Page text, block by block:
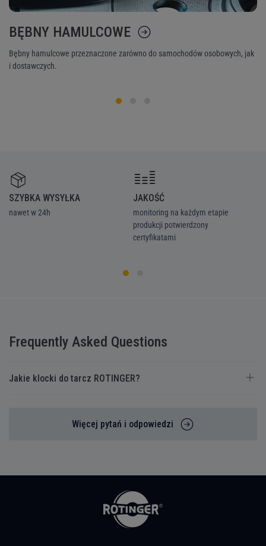
BĘBNY HAMULCOWE
Bębny hamulcowe przeznaczone zarówno do samochodów osobowych, jak
i dostawczych.
SZYBKA WYSYŁKA
nawet w 24h
JAKOŚĆ
monitoring na każdym etapie
produkcji potwierdzony
certyfikatami
Frequently Asked Questions
Jakie klocki do tarcz ROTINGER?
Więcej pytań i odpowiedzi